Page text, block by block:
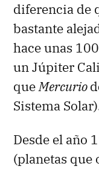
diferencia de
bastante
hace unas
un Júpiter
queMercurio
Sistema
Desde el año
(planetas que